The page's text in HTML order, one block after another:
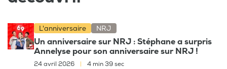
L'anniversaire NRJ
Un anniversaire sur NRJ : Stéphane a surpris
Annelyse pour son anniversaire sur NRJ !
24 avril 2026 4 min 39 sec